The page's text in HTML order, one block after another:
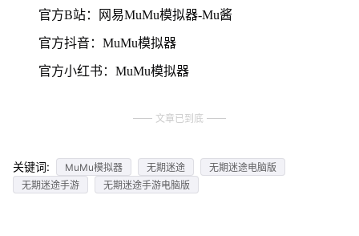
官方B站：网易MuMu模拟器-Mu酱
官方抖音：MuMu模拟器
官方小红书：MuMu模拟器
文章已到底
关键词: MuMu模拟器 无期迷途
无期迷途电脑版
无期迷途手游
无期迷途手游电脑版